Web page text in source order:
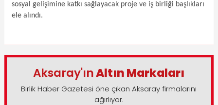
sosyal gelişimine katkı sağlayacak proje ve iş birliği başlıkları
ele alındı.
Aksaray'ınAltın Markaları
Birlik Haber Gazetesi öne çıkan Aksaray firmalarını
ağırlıyor.